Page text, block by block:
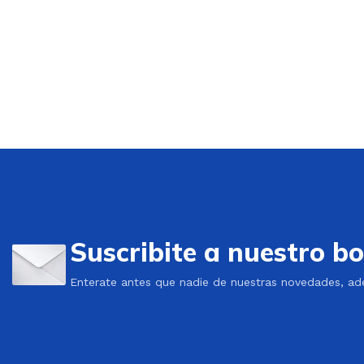
Suscribite a nuestro
Enterate antes que nadie de nuestras novedades,